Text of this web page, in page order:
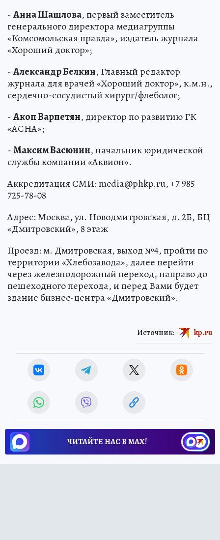
-Анна Шашлова, первый заместитель
генерального директора медиагруппы
«Комсомольская правда», издатель журнала
«Хороший доктор»;
-Александр Белкин, Главный редактор
журнала для врачей «Хороший доктор», к.м.н.,
сердечно-сосудистый хирург/флеболог;
-Акоп Варпетян, директор по развитию ГК
«АСНА»;
-Максим Васюнин, начальник юридической
службы компании «Аквион».
Аккредитация СМИ: media@phkp.ru, +7 985
725-78-08
Адрес: Москва, ул. Новодмитровская, д. 2Б, БЦ
«Дмитровский», 8 этаж
Проезд: м. Дмитровская, выход №4, пройти по
территории «Хлебозавода», далее перейти
через железнодорожный переход, направо до
пешеходного перехода, и перед Вами будет
здание бизнес-центра «Дмитровский».
Источник: kp.ru
ЧИТАЙТЕ НАС В МАХ!